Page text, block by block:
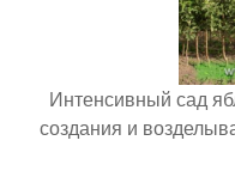
Интенсивный сад
создания и